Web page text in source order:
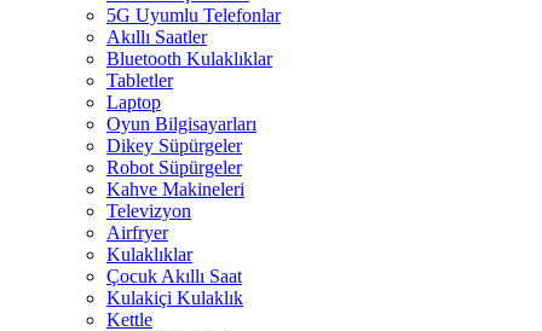
5G Uyumlu Telefonlar
Akıllı Saatler
Bluetooth Kulaklıklar
Tabletler
Laptop
Oyun Bilgisayarları
Dikey Süpürgeler
Robot Süpürgeler
Kahve Makineleri
Televizyon
Airfryer
Kulaklıklar
Çocuk Akıllı Saat
Kulakiçi Kulaklık
Kettle